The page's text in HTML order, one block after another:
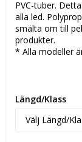
PVC-tuber.
alla led.
smälta om till
produkter.
* Alla modeller
Längd/Klass